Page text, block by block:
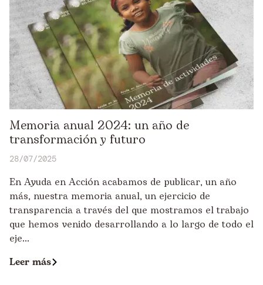
Memoria anual 2024: un año de
transformación y futuro
28/07/2025
En Ayuda en Acción acabamos de publicar, un año
más, nuestra memoria anual, un ejercicio de
transparencia a través del que mostramos el trabajo
que hemos venido desarrollando a lo largo de todo el
eje...
Leer más